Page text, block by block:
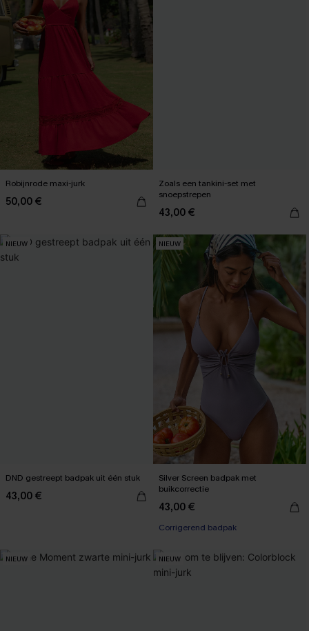
Robijnrode maxi-jurk
50,00 €
Zoals een tankini-set met
snoepstrepen
43,00 €
NIEUW
DND gestreept badpak uit één stuk
43,00 €
NIEUW
Silver Screen badpak met
buikcorrectie
43,00 €
Corrigerend badpak
NIEUW NIEUW